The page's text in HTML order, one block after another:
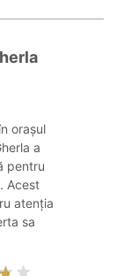
orașul
a
pentru
Acest
atenția
sa